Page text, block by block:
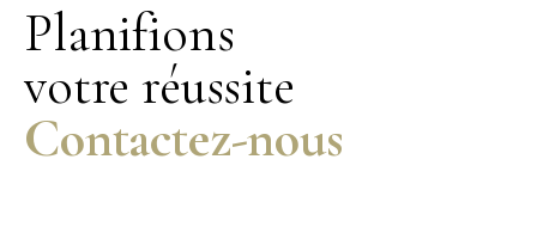
Planifions
votre réussite
Contactez-nous